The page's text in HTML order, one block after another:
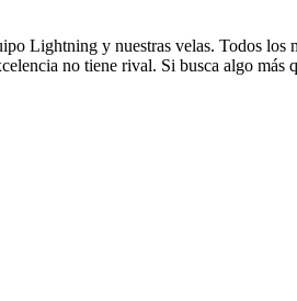
Lightning y nuestras velas. Todos
no tiene rival. Si busca algo